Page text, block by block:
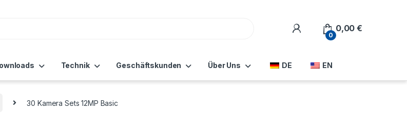
0
0,00€
Technik Geschäftskunden Über Uns DE EN
30 Kamera Sets 12MP Basic